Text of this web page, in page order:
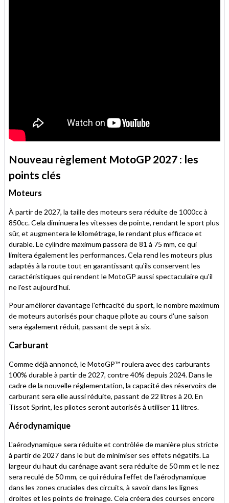
Nouveau règlement MotoGP 2027 : les
points clés
Moteurs
À partir de 2027, la taille des moteurs sera réduite de 1000cc à
850cc. Cela diminuera les vitesses de pointe, rendant le sport plus
sûr, et augmentera le kilométrage, le rendant plus efficace et
durable. Le cylindre maximum passera de 81 à 75 mm, ce qui
limitera également les performances. Cela rend les moteurs plus
adaptés à la route tout en garantissant qu'ils conservent les
caractéristiques qui rendent le MotoGP aussi spectaculaire qu'il
ne l'est aujourd'hui.
Pour améliorer davantage l'efficacité du sport, le nombre maximum
de moteurs autorisés pour chaque pilote au cours d'une saison
sera également réduit, passant de sept à six.
Carburant
Comme déjà annoncé, le MotoGP™ roulera avec des carburants
100% durable à partir de 2027, contre 40% depuis 2024. Dans le
cadre de la nouvelle réglementation, la capacité des réservoirs de
carburant sera elle aussi réduite, passant de 22 litres à 20. En
Tissot Sprint, les pilotes seront autorisés à utiliser 11 litres.
Aérodynamique
L'aérodynamique sera réduite et contrôlée de manière plus stricte
à partir de 2027 dans le but de minimiser ses effets négatifs. La
largeur du haut du carénage avant sera réduite de 50 mm et le nez
sera reculé de 50 mm, ce qui réduira l'effet de l'aérodynamique
dans les zones cruciales des circuits, à savoir dans les lignes
droites et les points de freinage. Cela créera des courses encore